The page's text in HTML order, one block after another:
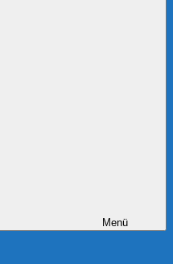
Menü